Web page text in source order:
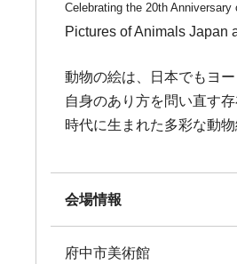
Celebrating the 20th
Pictures of Animals Japan
動物の絵は、日本でもヨ
自身のあり方を問い直す
時代に生まれた多彩な動
会場情報
府中市美術館